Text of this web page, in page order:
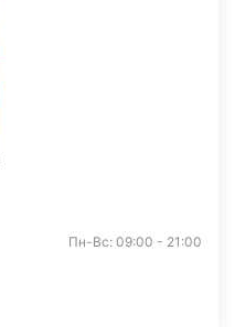
Пн-Вс: 09:00 - 21:00